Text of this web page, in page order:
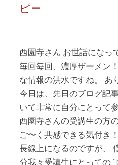
ピー
西園寺さん お世話になっ
毎回毎回、濃厚ザーメン
な情報の洪水ですね。 あ
今日は、先日のブログ記
いて非常に自分にとって
西園寺さんの受講生の方
ご〜く共感できる気付き
長線上になるのですが、
分我々受講生にとっての “